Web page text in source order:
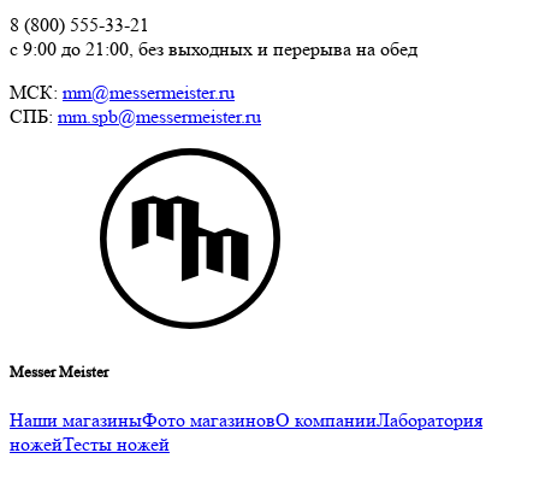
8 (800) 555-33-21
с 9:00 до 21:00, без выходных и перерыва на обед
МСК: mm@messermeister.ru
СПБ: mm.spb@messermeister.ru
Messer Meister
Наши магазиныФото магазиновО компанииЛаборатория
ножейТесты ножей